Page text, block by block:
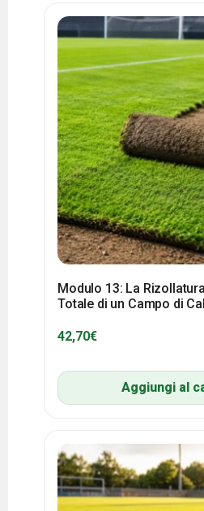
Modulo 13: La
Totale di un Campo di
42,70€
Aggiungi al